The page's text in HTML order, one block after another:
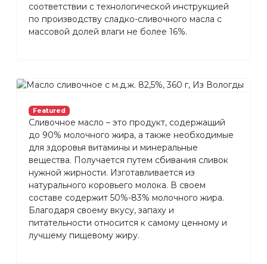
соответствии с технологической инструкцией
по производству сладко-сливочного масла с
массовой долей влаги не более 16%.
Featured
Сливочное масло – это продукт, содержащий
до 90% молочного жира, а также необходимые
для здоровья витамины и минеральные
вещества. Получается путем сбивания сливок
нужной жирности. Изготавливается из
натурального коровьего молока. В своем
составе содержит 50%-83% молочного жира.
Благодаря своему вкусу, запаху и
питательности относится к самому ценному и
лучшему пищевому жиру.